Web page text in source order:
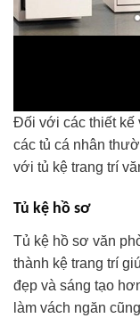
Đối với các thiết kế
các tủ cá nhân
với tủ kệ trang trí
Tủ kệ hồ sơ
Tủ kệ hồ sơ văn
thành kệ trang trí
đẹp và sáng tạo
làm vách ngăn